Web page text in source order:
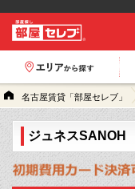
名古屋賃貸「部屋セレブ」
ジュネスSANOH